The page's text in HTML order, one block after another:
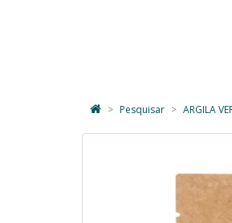
Pesquisar ARGILA